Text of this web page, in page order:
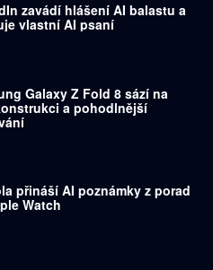
zavádí hlášení AI balastu a
vlastní AI psaní
Galaxy Z Fold 8 sází na
a pohodlnější
přináší AI poznámky z porad
Watch